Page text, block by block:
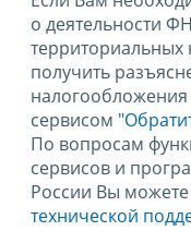
о деятельности
территориальных
получить
сервисом
По вопросам
сервисов и
России Вы можете
технической